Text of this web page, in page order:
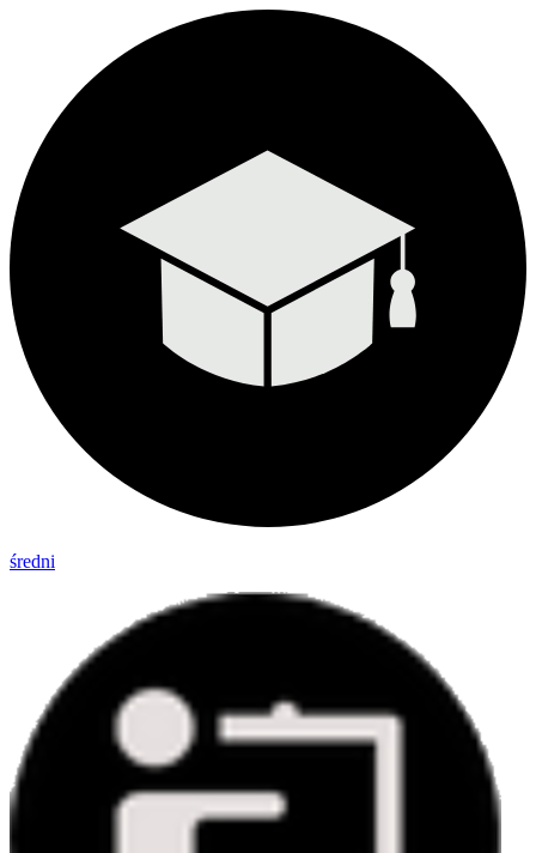
średni